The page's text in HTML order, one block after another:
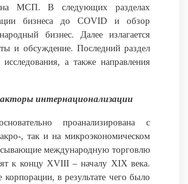
МСП. В следующих разделах
бизнеса до COVID и обзор
бизнес. Далее излагается
и обсуждение. Последний раздел
а также направления
интернационализации
проанализирована с
, так и на микроэкономическом
международную торговлю
к концу XVIII – началу XIX века.
в результате чего было